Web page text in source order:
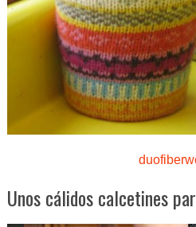
Unos cálidos calcetines